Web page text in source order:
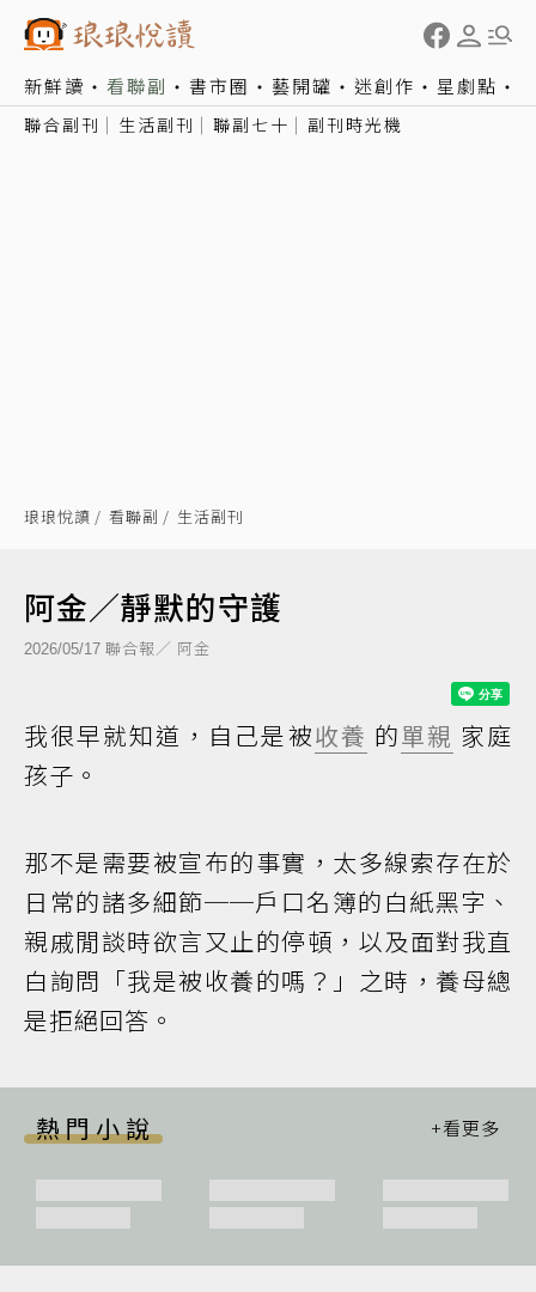
新鮮讀 看聯副 書市圈 藝開罐 迷創作 星劇點
聯合副刊 生活副刊 聯副七十 副刊時光機
琅琅悅讀 看聯副 生活副刊
阿金／靜默的守護
2026/05/17 聯合報／ 阿金
我很早就知道，自己是被收養 的單親 家庭
孩子。
那不是需要被宣布的事實，太多線索存在於
日常的諸多細節──戶口名簿的白紙黑字、
親戚閒談時欲言又止的停頓，以及面對我直
白詢問「我是被收養的嗎？」之時，養母總
是拒絕回答。
熱門小說